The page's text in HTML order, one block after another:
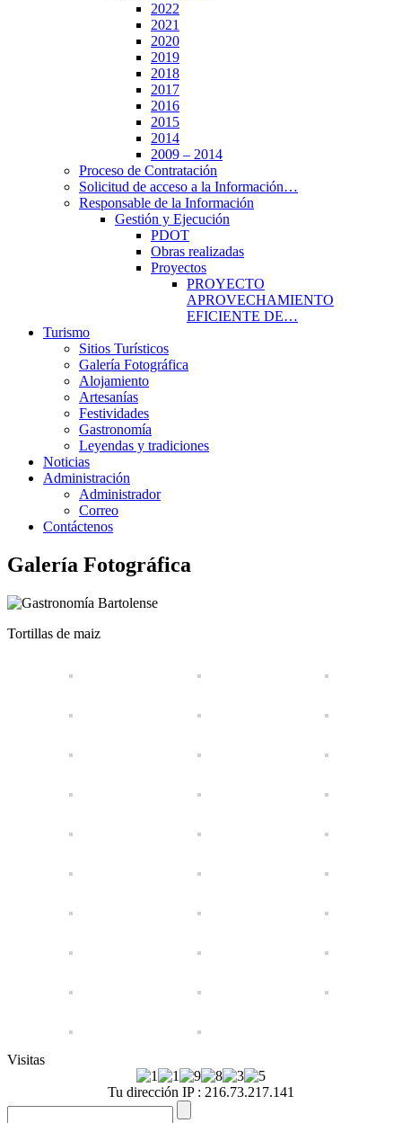
2022
2021
2020
2019
2018
2017
2016
2015
2014
2009 – 2014
Proceso de Contratación
Solicitud de acceso a la Información…
Responsable de la Información
Gestión y Ejecución
PDOT
Obras realizadas
Proyectos
PROYECTO
APROVECHAMIENTO
EFICIENTE DE…
Turismo
Sitios Turísticos
Galería Fotográfica
Alojamiento
Artesanías
Festividades
Gastronomía
Leyendas y tradiciones
Noticias
Administración
Administrador
Correo
Contáctenos
Galería Fotográfica
Tortillas de maiz
Visitas
Tu dirección IP : 216.73.217.141